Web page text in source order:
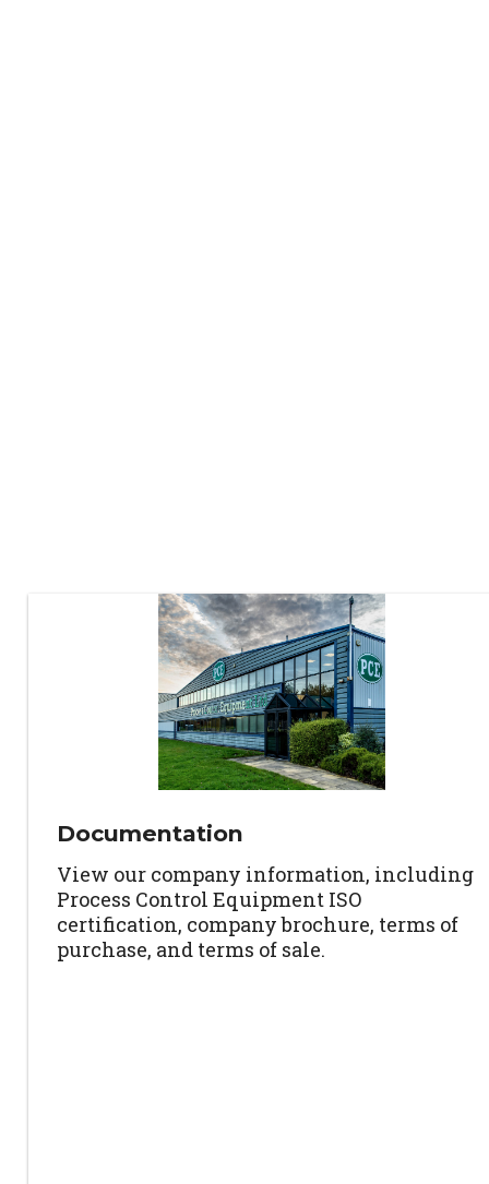
Documentation
View our company information, including
Process Control Equipment ISO
certification, company brochure, terms of
purchase, and terms of sale.